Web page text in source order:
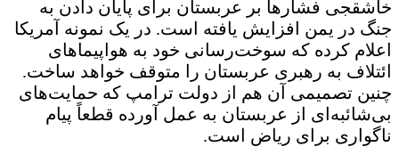
خاشقجی فشارها بر عربستان برای پایان دادن به
جنگ در یمن افزایش یافته است. در یک نمونه آمریکا
اعلام کرده که سوخت‌رسانی خود به هواپیماهای
ائتلاف به رهبری عربستان را متوقف خواهد ساخت.
چنین تصمیمی آن هم از دولت ترامپ که حمایت‌های
بی‌شائبه‌ای از عربستان به عمل آورده قطعاً پیام
ناگواری برای ریاض است.